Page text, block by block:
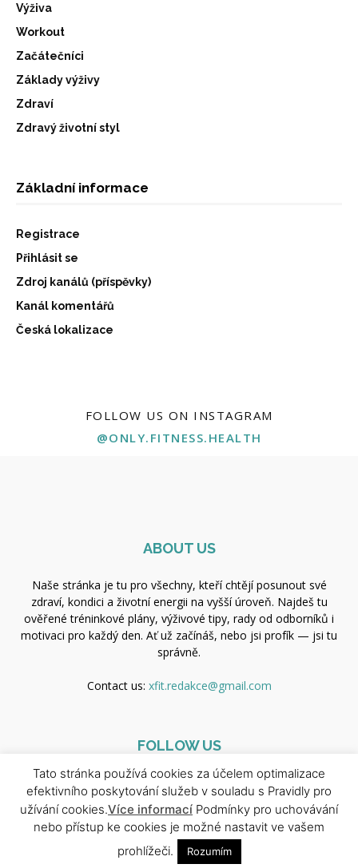
Výživa
Workout
Začátečníci
Základy výživy
Zdraví
Zdravý životní styl
Základní informace
Registrace
Přihlásit se
Zdroj kanálů (příspěvky)
Kanál komentářů
Česká lokalizace
FOLLOW US ON INSTAGRAM
@ONLY.FITNESS.HEALTH
ABOUT US
Naše stránka je tu pro všechny, kteří chtějí posunout své
zdraví, kondici a životní energii na vyšší úroveň. Najdeš tu
ověřené tréninkové plány, výživové tipy, rady od odborníků i
motivaci pro každý den. Ať už začínáš, nebo jsi profík — jsi tu
správně.
Contact us: xfit.redakce@gmail.com
FOLLOW US
© Copyright 2025 - Newspaper WordPress Theme by TagDiv
Tato stránka používá cookies za účelem optimalizace
efektivního poskytování služeb v souladu s Pravidly pro
užívání cookies.Více informací Podmínky pro uchovávání
nebo přístup ke cookies je možné nastavit ve vašem
prohlížeči.
Rozumím